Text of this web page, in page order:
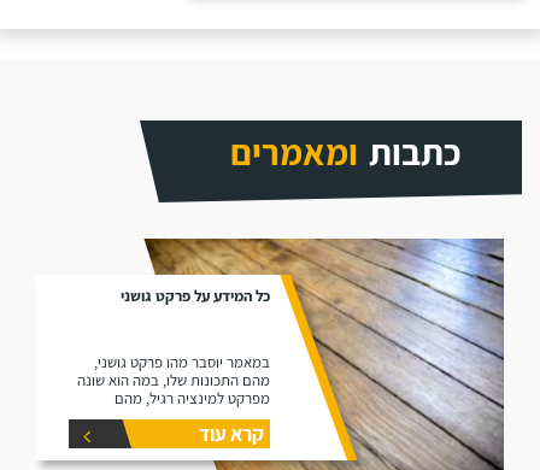
כתבות ומאמרים
כל המידע על פרקט גושני
במאמר יוסבר מהו פרקט גושני,
מהם התכונות שלו, במה הוא שונה
מפרקט למינציה רגיל, מהם
היתרונות שלו ומהם החסרונות שלו.
קרא עוד